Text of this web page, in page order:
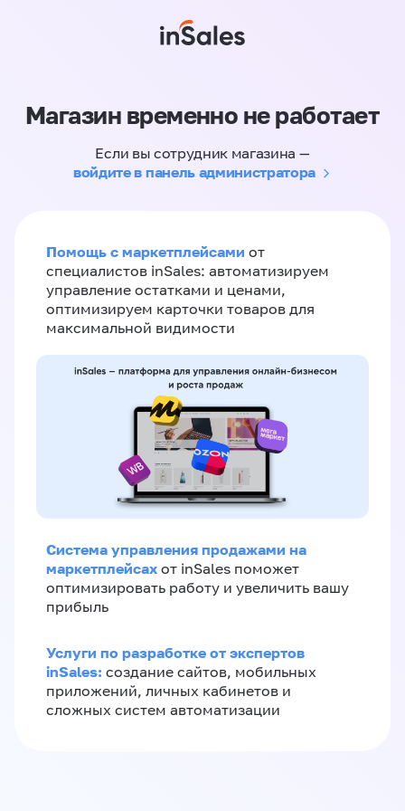
Магазин временно не работает
Если вы сотрудник магазина —
войдите в панель администратора
Помощь с маркетплейсами от
специалистов inSales: автоматизируем
управление остатками и ценами,
оптимизируем карточки товаров для
максимальной видимости
Система управления продажами на
маркетплейсах от inSales поможет
оптимизировать работу и увеличить вашу
прибыль
Услуги по разработке от экспертов
inSales: создание сайтов, мобильных
приложений, личных кабинетов и
сложных систем автоматизации